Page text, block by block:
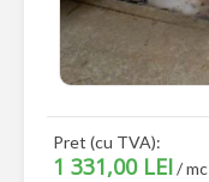
Pret (cu TVA):
1 331,00 LEI/ mc